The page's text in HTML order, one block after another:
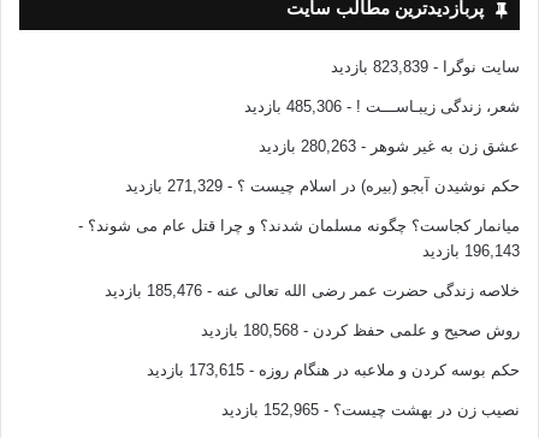
پربازدیدترین مطالب سایت
سایت نوگرا - 823,839 بازدید
شعر، زندگی زیبـاســـت ! - 485,306 بازدید
عشق زن به غیر شوهر - 280,263 بازدید
حکم نوشیدن آبجو (بیره) در اسلام چیست ؟ - 271,329 بازدید
میانمار کجاست؟ چگونه مسلمان شدند؟ و چرا قتل عام می شوند؟ -
196,143 بازدید
خلاصه زندگی حضرت عمر رضی الله تعالی عنه - 185,476 بازدید
روش صحیح و علمی حفظ کردن - 180,568 بازدید
حکم بوسه کردن و ملاعبه در هنگام روزه - 173,615 بازدید
نصیب زن در بهشت چیست؟ - 152,965 بازدید